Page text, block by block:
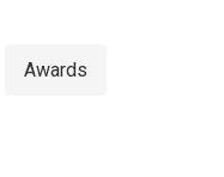
Awards